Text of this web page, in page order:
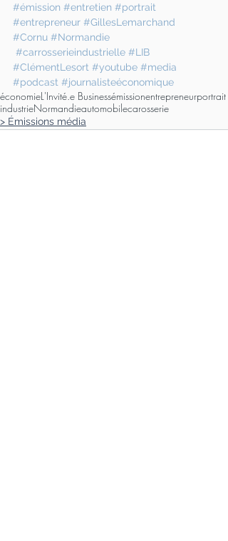
#émission #entretien #portrait
#entrepreneur #GillesLemarchand
#Cornu #Normandie
#carrosserieindustrielle #LIB
#ClémentLesort #youtube #media
#podcast #journalisteéconomique
économieL'Invité.e Businessémissionentrepreneurportrait
industrieNormandieautomobilecarosserie
> Émissions média